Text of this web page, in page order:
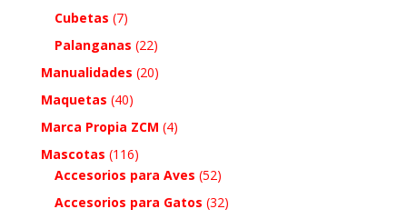
Cubetas (7)
Palanganas (22)
Manualidades (20)
Maquetas (40)
Marca Propia ZCM (4)
Mascotas (116)
Accesorios para Aves (52)
Accesorios para Gatos (32)